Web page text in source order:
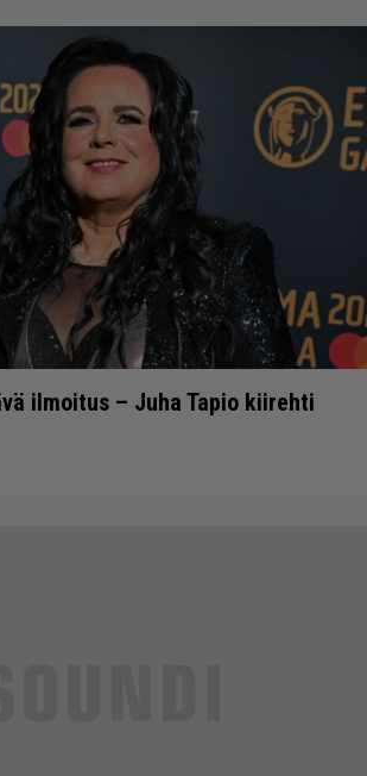
ilmoitus – Juha Tapio kiirehti